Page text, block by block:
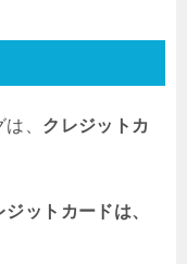
、 クレジットカ
ットカードは、